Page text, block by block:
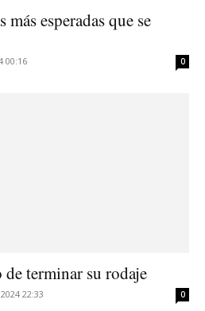
esperadas que se
00:16 0
de terminar su rodaje
22:33 0